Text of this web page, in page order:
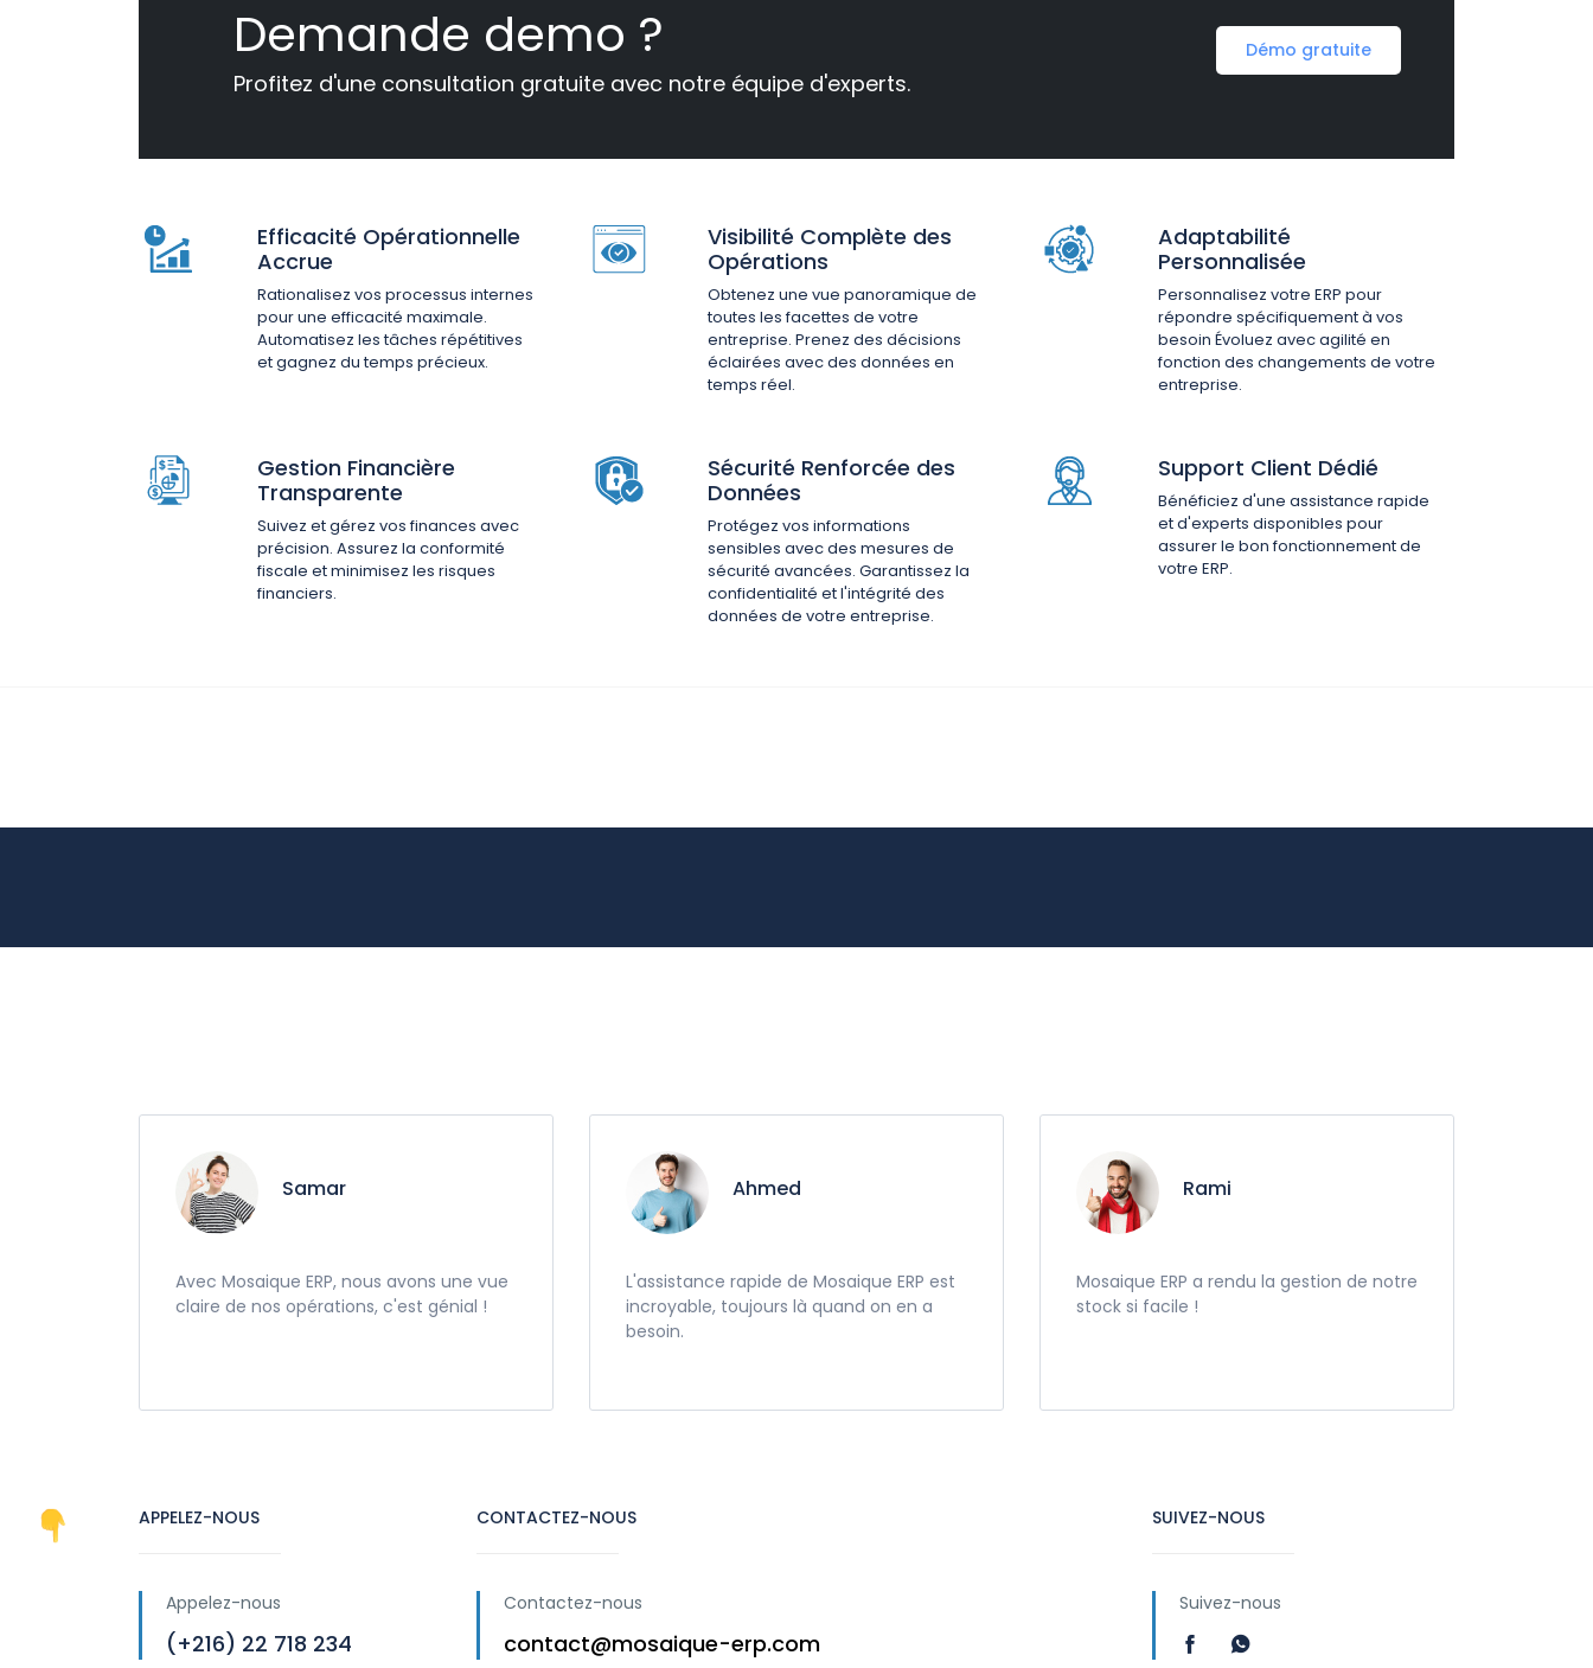
Demande demo ?
Profitez d'une consultation gratuite avec notre équipe d'experts.
Démo gratuite
Efficacité Opérationnelle
Accrue
Rationalisez vos processus internes
pour une efficacité maximale.
Automatisez les tâches répétitives
et gagnez du temps précieux.
Visibilité Complète des
Opérations
Obtenez une vue panoramique de
toutes les facettes de votre
entreprise. Prenez des décisions
éclairées avec des données en
temps réel.
Adaptabilité
Personnalisée
Personnalisez votre ERP pour
répondre spécifiquement à vos
besoin Évoluez avec agilité en
fonction des changements de votre
entreprise.
Gestion Financière
Transparente
Suivez et gérez vos finances avec
précision. Assurez la conformité
fiscale et minimisez les risques
financiers.
Sécurité Renforcée des
Données
Protégez vos informations
sensibles avec des mesures de
sécurité avancées. Garantissez la
confidentialité et l'intégrité des
données de votre entreprise.
Support Client Dédié
Bénéficiez d'une assistance rapide
et d'experts disponibles pour
assurer le bon fonctionnement de
votre ERP.
Samar
Avec Mosaique ERP, nous avons une vue
claire de nos opérations, c'est génial !
Ahmed
L'assistance rapide de Mosaique ERP est
incroyable, toujours là quand on en a
besoin.
Rami
Mosaique ERP a rendu la gestion de notre
stock si facile !
APPELEZ-NOUS
Appelez-nous
(+216) 22 718 234
CONTACTEZ-NOUS
Contactez-nous
contact@mosaique-erp.com
SUIVEZ-NOUS
Suivez-nous